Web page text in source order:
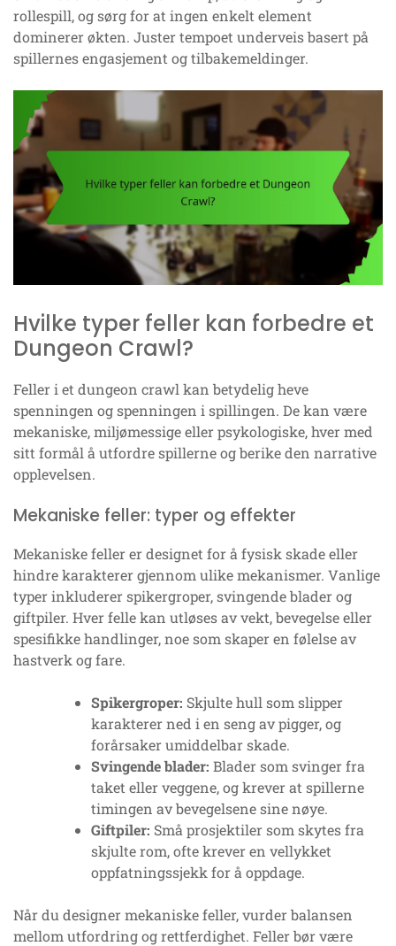
rollespill, og sørg for at ingen enkelt element
dominerer økten. Juster tempoet underveis basert på
spillernes engasjement og tilbakemeldinger.
Hvilke typer feller kan forbedre et
Dungeon Crawl?
Feller i et dungeon crawl kan betydelig heve
spenningen og spenningen i spillingen. De kan være
mekaniske, miljømessige eller psykologiske, hver med
sitt formål å utfordre spillerne og berike den narrative
opplevelsen.
Mekaniske feller: typer og effekter
Mekaniske feller er designet for å fysisk skade eller
hindre karakterer gjennom ulike mekanismer. Vanlige
typer inkluderer spikergroper, svingende blader og
giftpiler. Hver felle kan utløses av vekt, bevegelse eller
spesifikke handlinger, noe som skaper en følelse av
hastverk og fare.
Spikergroper: Skjulte hull som slipper
karakterer ned i en seng av pigger, og
forårsaker umiddelbar skade.
Svingende blader: Blader som svinger fra
taket eller veggene, og krever at spillerne
timingen av bevegelsene sine nøye.
Giftpiler: Små prosjektiler som skytes fra
skjulte rom, ofte krever en vellykket
oppfatningssjekk for å oppdage.
Når du designer mekaniske feller, vurder balansen
mellom utfordring og rettferdighet. Feller bør være